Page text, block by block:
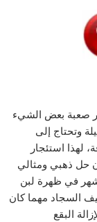
صعبة بعض الشيء
وتحتاج إلى
لهذا استئجار
حل ذهبي ومثالي
في ظهرة لبن
السجاد مهما كان
البقع